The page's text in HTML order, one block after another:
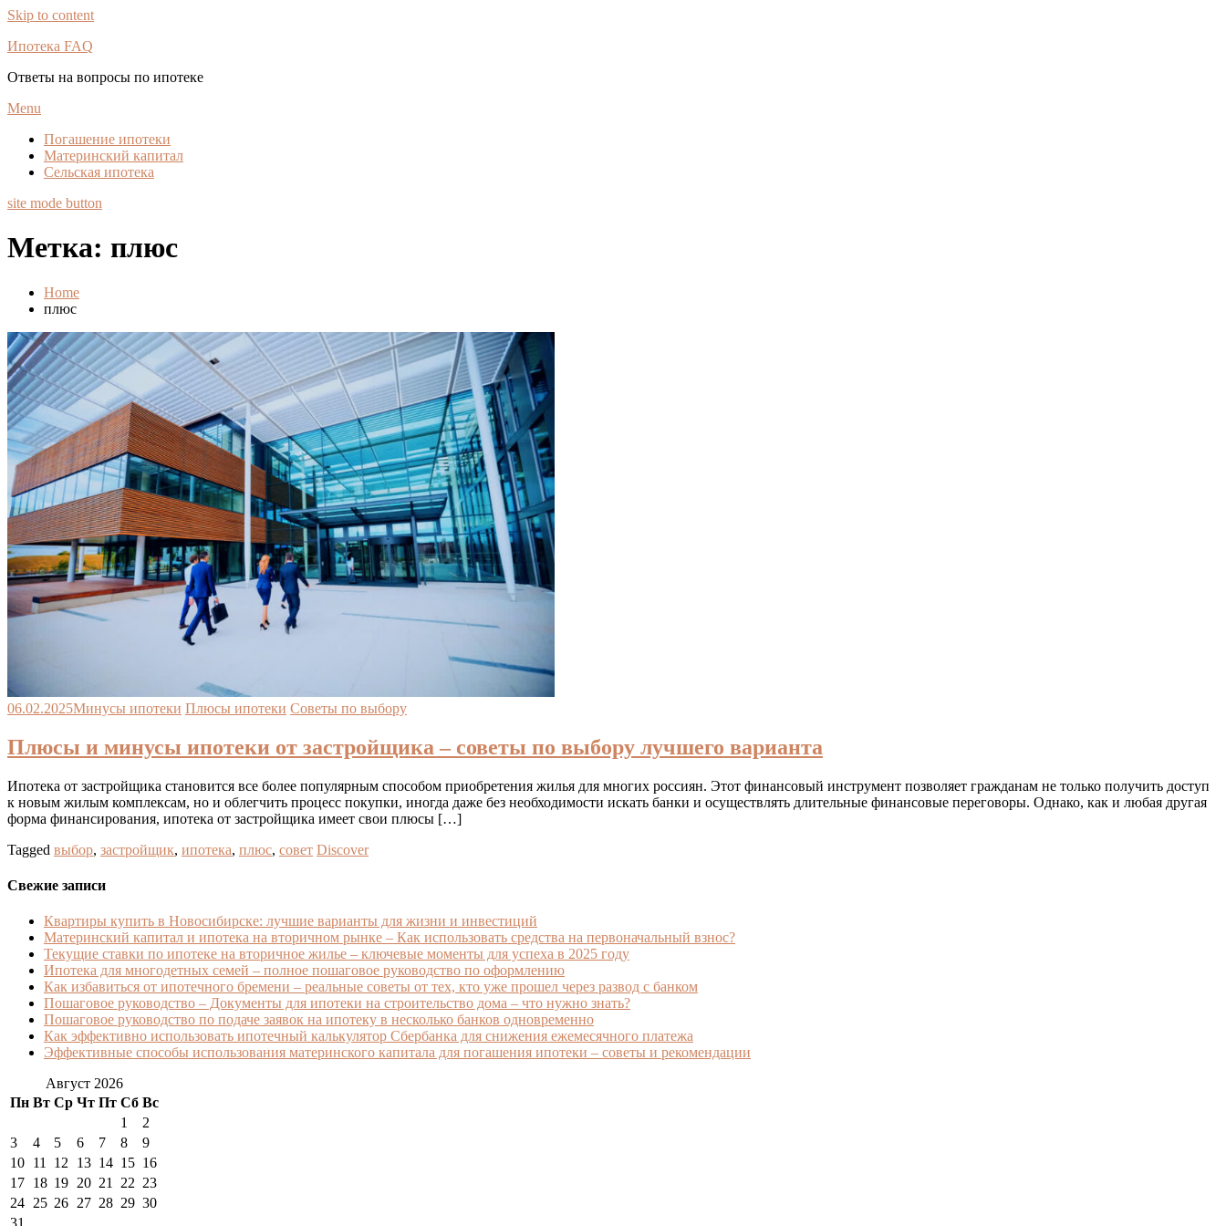
Skip to content
Ипотека FAQ
Ответы на вопросы по ипотеке
Menu
Погашение ипотеки
Материнский капитал
Сельская ипотека
site mode button
Метка: плюс
Home
плюс
06.02.2025Минусы ипотеки Плюсы ипотеки Советы по выбору
Плюсы и минусы ипотеки от застройщика – советы по выбору лучшего варианта
Ипотека от застройщика становится все более популярным способом приобретения жилья для многих россиян. Этот финансовый инструмент позволяет гражданам не только получить доступ
к новым жилым комплексам, но и облегчить процесс покупки, иногда даже без необходимости искать банки и осуществлять длительные финансовые переговоры. Однако, как и любая другая
форма финансирования, ипотека от застройщика имеет свои плюсы […]
Tagged выбор, застройщик, ипотека, плюс, совет Discover
Свежие записи
Квартиры купить в Новосибирске: лучшие варианты для жизни и инвестиций
Материнский капитал и ипотека на вторичном рынке – Как использовать средства на первоначальный взнос?
Текущие ставки по ипотеке на вторичное жилье – ключевые моменты для успеха в 2025 году
Ипотека для многодетных семей – полное пошаговое руководство по оформлению
Как избавиться от ипотечного бремени – реальные советы от тех, кто уже прошел через развод с банком
Пошаговое руководство – Документы для ипотеки на строительство дома – что нужно знать?
Пошаговое руководство по подаче заявок на ипотеку в несколько банков одновременно
Как эффективно использовать ипотечный калькулятор Сбербанка для снижения ежемесячного платежа
Эффективные способы использования материнского капитала для погашения ипотеки – советы и рекомендации
Август 2026
Пн Вт Ср Чт Пт Сб Вс
1
2
3
4 5 6 7 8
9
10 11 12 13 14 15 16
17 18 19 20 21 22 23
24 25 26 27 28 29 30